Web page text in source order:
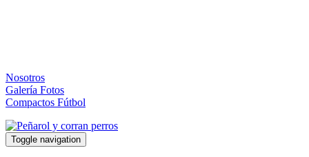
Nosotros
Galería Fotos
Compactos Fútbol
Toggle navigation